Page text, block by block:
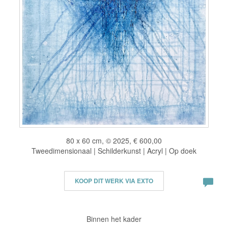
80 x 60 cm, © 2025, € 600,00
Tweedimensionaal | Schilderkunst | Acryl | Op doek
KOOP DIT WERK VIA EXTO
Binnen het kader